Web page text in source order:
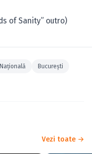
of Sanity” outro)
Bucureşti
Vezi toate →